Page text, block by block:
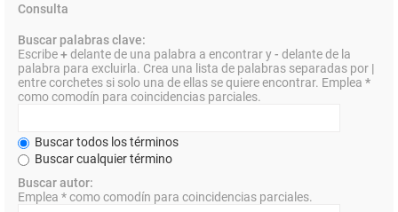
Consulta
Buscar palabras clave:
Escribe+delante de una palabra a encontrar y- delante de la
palabra para excluirla. Crea una lista de palabras separadas por |
entre corchetes si solo una de ellas se quiere encontrar. Emplea *
como comodín para coincidencias parciales.
Buscar todos los términos
Buscar cualquier término
Buscar autor:
Emplea * como comodín para coincidencias parciales.